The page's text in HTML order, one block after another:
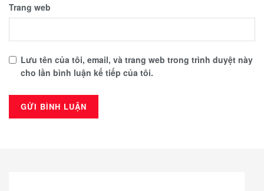
Trang web
Lưu tên của tôi, email, và trang web trong trình duyệt này
cho lần bình luận kế tiếp của tôi.